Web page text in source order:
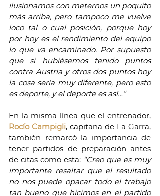
ilusionamos con meternos un poquito
más arriba, pero tampoco me vuelve
loco tal o cual posición, porque hoy
por hoy es el rendimiento del equipo
lo que va encaminado. Por supuesto
que si hubiésemos tenido puntos
contra Austria y otros dos puntos hoy
la cosa sería muy diferente, pero esto
es deporte, y el deporte es así…”
Rocío Campigli, capitana de La Garra,
también remarcó la importancia de
tener partidos de preparación antes
de citas como esta: “Creo que es muy
importante resaltar que el resultado
no nos puede opacar todo el trabajo
tan bueno que hicimos en el partido